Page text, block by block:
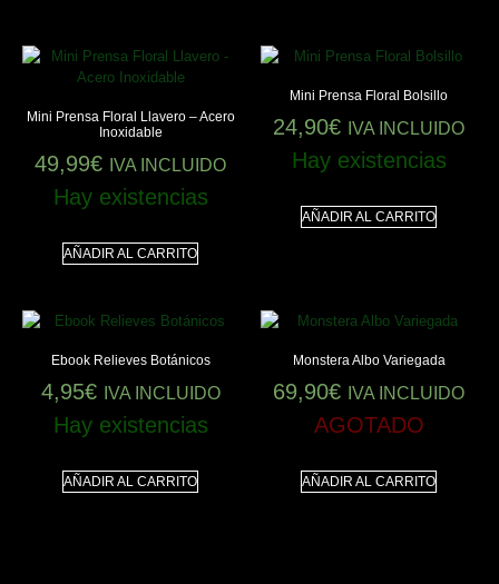
Mini Prensa Floral Llavero – Acero
Inoxidable
49,99€ IVA INCLUIDO
Hay existencias
AÑADIR AL CARRITO
Mini Prensa Floral Bolsillo
24,90€ IVA INCLUIDO
Hay existencias
AÑADIR AL CARRITO
Ebook Relieves Botánicos
4,95€ IVA INCLUIDO
Hay existencias
AÑADIR AL CARRITO
Monstera Albo Variegada
69,90€ IVA INCLUIDO
AGOTADO
AÑADIR AL CARRITO